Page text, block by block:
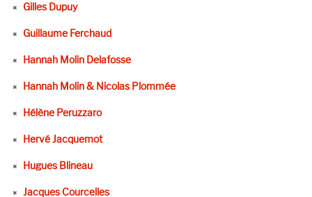
Gilles Dupuy
Guillaume Ferchaud
Hannah Molin Delafosse
Hannah Molin & Nicolas Plommée
Hélène Peruzzaro
Hervé Jacquemot
Hugues Blineau
Jacques Courcelles